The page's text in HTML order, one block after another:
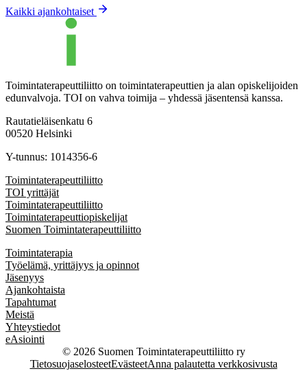
Kaikki ajankohtaiset
Toimintaterapeuttiliitto on toimintaterapeuttien ja alan opiskelijoiden
edunvalvoja. TOI on vahva toimija – yhdessä jäsentensä kanssa.
Rautatieläisenkatu 6
00520 Helsinki
Y-tunnus: 1014356-6
Toimintaterapeuttiliitto
TOI yrittäjät
Toimintaterapeuttiliitto
Toimintaterapeuttiopiskelijat
Suomen Toimintaterapeuttiliitto
Toimintaterapia
Työelämä, yrittäjyys ja opinnot
Jäsenyys
Ajankohtaista
Tapahtumat
Meistä
Yhteystiedot
eAsiointi
© 2026 Suomen Toimintaterapeuttiliitto ry
TietosuojaselosteetEvästeetAnna palautetta verkkosivusta